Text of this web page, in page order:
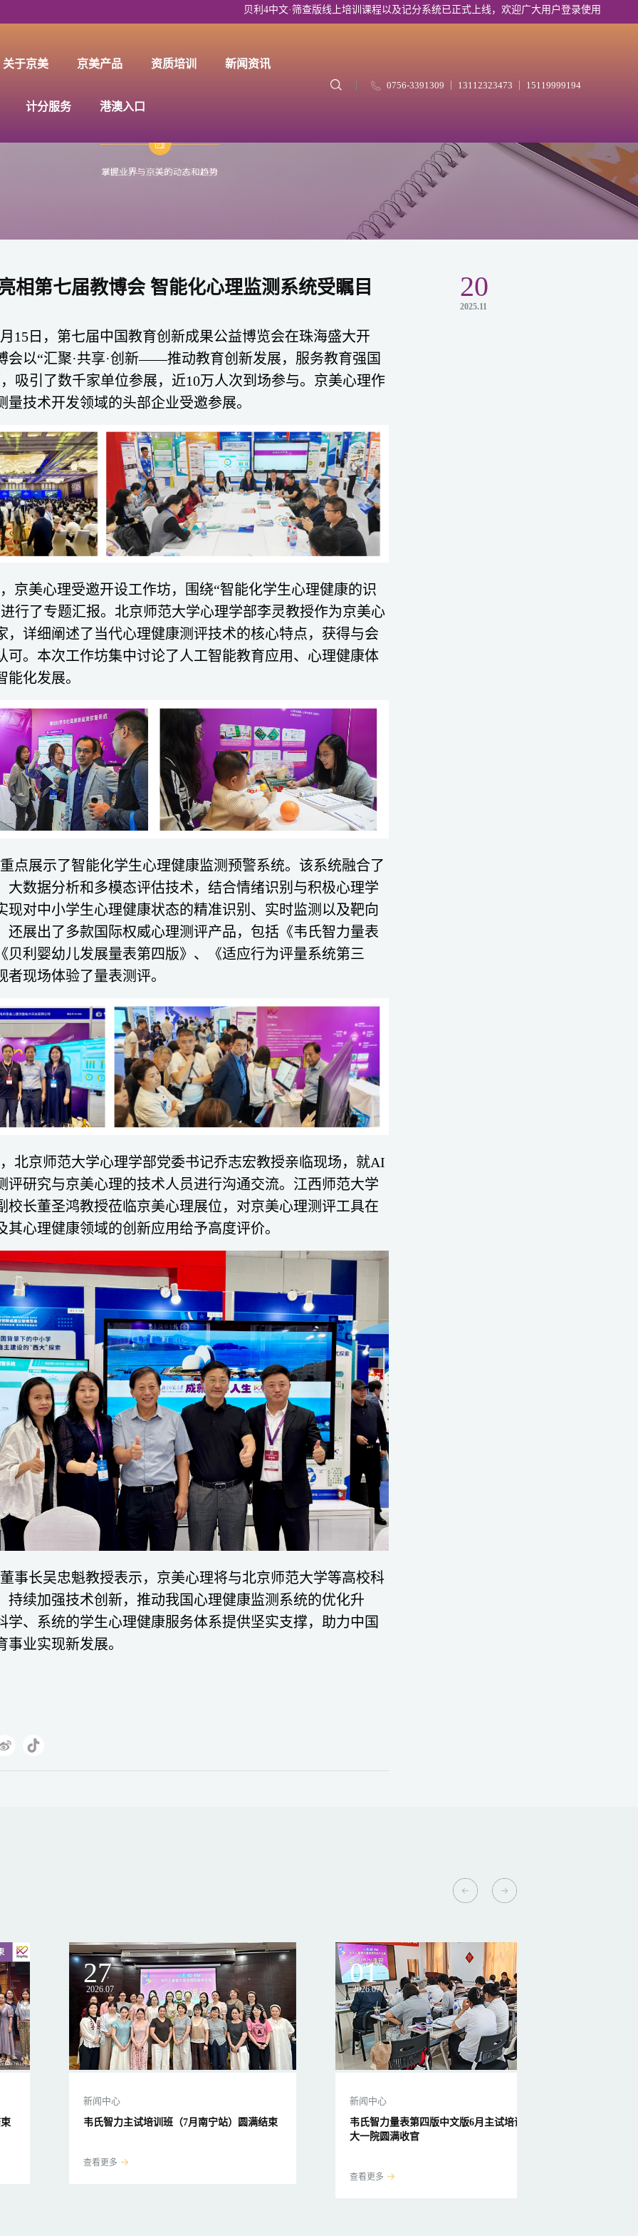
贝利4中文·筛查版线上培训课程以及记分系统已正式上线，欢迎广大用户登录使用
关于京美 京美产品 资质培训 新闻资讯
计分服务 港澳入口
0756-3391309 ｜ 13112323473 ｜ 15119999194
相第七届教博会 智能化心理监测系统受瞩目
15日，第七届中国教育创新成果公益博览会在珠海盛大开
会以“汇聚·共享·创新——推动教育创新发展，服务教育强国
吸引了数千家单位参展，近10万人次到场参与。京美心理作
量技术开发领域的头部企业受邀参展。
京美心理受邀开设工作坊， 围绕“智能化学生心理健康的识
进行了专题汇报。 北京师范大学心理学部李灵教授作为京美心
，详细阐述了当代心理健康测评技术的核心特点，获得与会
可。本次工作坊集中讨论了人工智能教育应用、 心理健康体
能化发展。
点展示了智能化学生心理健康监测预警系统。该系统融合了
大数据分析和多模态评估技术，结合情绪识别与积极心理学
现对中小学生心理健康状态的精准识别、实时监测以及靶向
还展出了多款国际权威心理测评产品，包括《韦氏智力量表
贝利婴幼儿发展量表第四版》、《适应行为评量系统第三
者现场体验了量表测评。
北京师范大学心理学部党委书记乔志宏教授亲临现场，就AI
评研究与京美心理的技术人员进行沟通交流。江西师范大学
校长董圣鸿教授莅临京美心理展位，对京美心理测评工具在
其心理健康领域的创新应用给予高度评价。
事长吴忠魁教授表示，京美心理将与北京师范大学等高校科
持续加强技术创新，推动我国心理健康监测系统的优化升
学、系统的学生心理健康服务体系提供坚实支撑，助力中国
事业实现新发展。
20
2025.11
27
2026.07
新闻中心
韦氏智力主试培训班（7月南宁站）圆满结束
查看更多
01
2026.07
新闻中心
韦氏智力量表第四版中文版6月主试培训在吉
大一院圆满收官
查看更多